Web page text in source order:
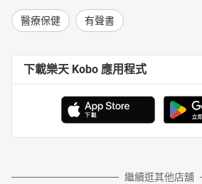
醫療保健 有聲書
下載樂天 Kobo 應用程式
繼續逛其他店舖